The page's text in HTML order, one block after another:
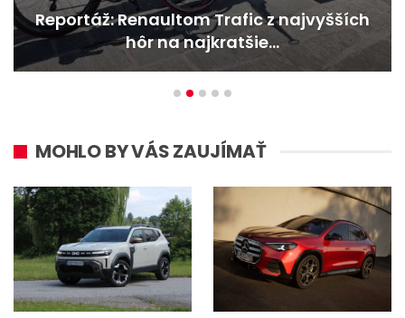
Nový Mercedes-Benz GLA mieša gény
bestselleru s elektrinou
MOHLO BY VÁS ZAUJÍMAŤ